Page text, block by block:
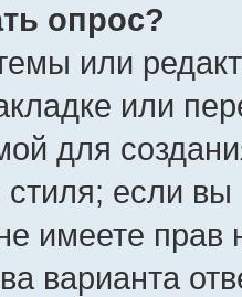
опрос?
или
или
для
стиля; если
имеете прав
варианта